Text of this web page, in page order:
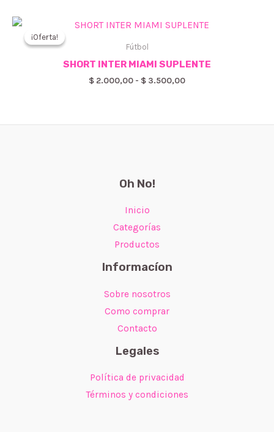
¡Oferta!
¡Oferta!
Fútbol
SHORT INTER MIAMI SUPLENTE
$ 2.000,00 - $ 3.500,00Rango
$ 2.000,00
Oh No!
Inicio
Categorías
Productos
Informacíon
Sobre nosotros
Como comprar
Contacto
Legales
Política de privacidad
Términos y condiciones